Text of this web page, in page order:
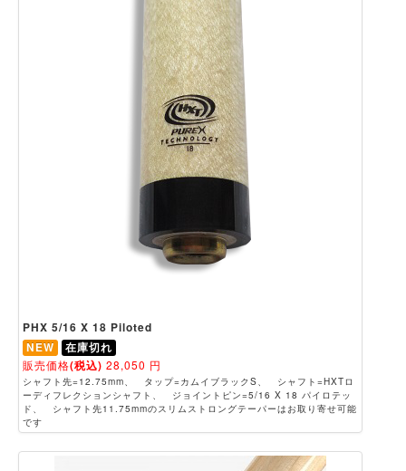
PHX 5/16 X 18 Piloted
NEW
在庫切れ
販売価格(税込) 28,050 円
シャフト先=12.75mm、 タップ=カムイブラックS、 シャフト=HXTロ
ーディフレクションシャフト、 ジョイントピン=5/16 X 18 パイロテッ
ド、 シャフト先11.75mmのスリムストロングテーパーはお取り寄せ可能
です